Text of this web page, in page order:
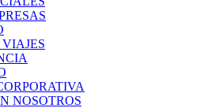
NOSOTROS